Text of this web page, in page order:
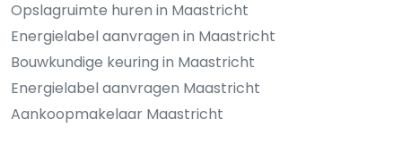
Opslagruimte huren in Maastricht
Energielabel aanvragen in Maastricht
Bouwkundige keuring in Maastricht
Energielabel aanvragen Maastricht
Aankoopmakelaar Maastricht